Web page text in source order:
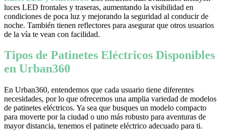
luces LED frontales y traseras, aumentando la visibilidad en
condiciones de poca luz y mejorando la seguridad al conducir de
noche. También tienen reflectores para asegurar que otros usuarios
de la vía te vean con facilidad.
Tipos de Patinetes Eléctricos Disponibles
en Urban360
En Urban360, entendemos que cada usuario tiene diferentes
necesidades, por lo que ofrecemos una amplia variedad de modelos
de patinetes eléctricos. Ya sea que busques un modelo compacto
para moverte por la ciudad o uno más robusto para aventuras de
mayor distancia, tenemos el patinete eléctrico adecuado para ti.